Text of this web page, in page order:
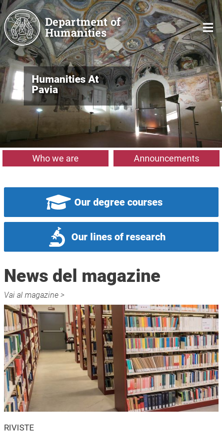
Skip to main content
Department of
Humanities
Humanities At
Pavia
Who we are Announcements
Our degree courses
Our lines of research
Vai al magazine >
News del magazine
RIVISTE